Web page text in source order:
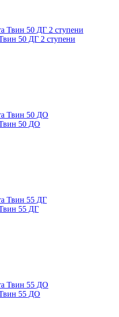
50 ДГ 2 ступени
50 ДО
55 ДГ
55 ДО